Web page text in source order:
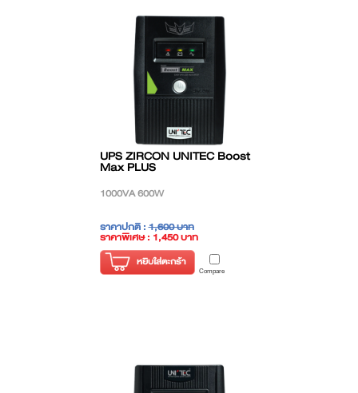
UPS ZIRCON UNITEC Boost
Max PLUS
1000VA 600W
ราคาปกติ :1,600 บาท
ราคาพิเศษ : 1,450 บาท
( ราคาไม่รวมภาษี )
หยิบใส่ตะกร้า
Compare